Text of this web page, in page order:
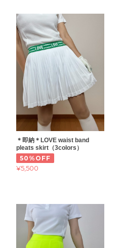
＊即納＊LOVE waist band
pleats skirt（3colors）
50%OFF
¥5,500